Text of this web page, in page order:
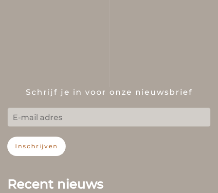
Schrijf je in voor onze nieuwsbrief
Inschrijven
Recent nieuws